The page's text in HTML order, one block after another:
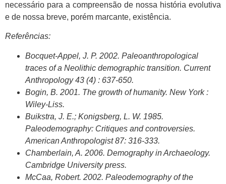
necessário para a compreensão de nossa história evolutiva
e de nossa breve, porém marcante, existência.
Referências:
Bocquet-Appel, J. P. 2002. Paleoanthropological
traces of a Neolithic demographic transition. Current
Anthropology 43 (4) : 637-650.
Bogin, B. 2001. The growth of humanity. New York :
Wiley-Liss.
Buikstra, J. E.; Konigsberg, L. W. 1985.
Paleodemography: Critiques and controversies.
American Anthropologist 87: 316-333.
Chamberlain, A. 2006. Demography in Archaeology.
Cambridge University press.
McCaa, Robert. 2002. Paleodemography of the